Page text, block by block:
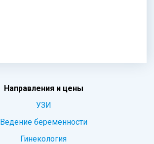
Направления и цены
УЗИ
Ведение беременности
Гинекология